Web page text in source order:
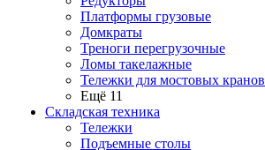
Платформы грузовые
Домкраты
Треноги перегрузочные
Ломы такелажные
Тележки для мостовых кранов
Ещё 11
Складская техника
Тележки
Подъемные столы